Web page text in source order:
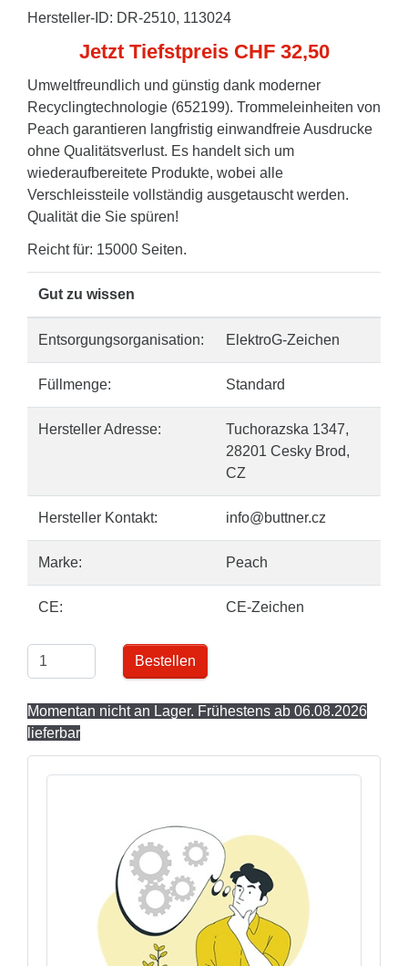
Hersteller-ID: DR-2510, 113024
Jetzt Tiefstpreis CHF 32,50
Umweltfreundlich und günstig dank moderner
Recyclingtechnologie (652199). Trommeleinheiten von
Peach garantieren langfristig einwandfreie Ausdrucke
ohne Qualitätsverlust. Es handelt sich um
wiederaufbereitete Produkte, wobei alle
Verschleissteile vollständig ausgetauscht werden.
Qualität die Sie spüren!
Reicht für: 15000 Seiten.
Gut zu wissen
Entsorgungsorganisation: ElektroG-Zeichen
Füllmenge: Standard
Hersteller Adresse:
Tuchorazska 1347,
28201 Cesky Brod,
CZ
Hersteller Kontakt: info@buttner.cz
Marke: Peach
CE: CE-Zeichen
Bestellen
Momentan nicht an Lager. Frühestens ab 06.08.2026
lieferbar